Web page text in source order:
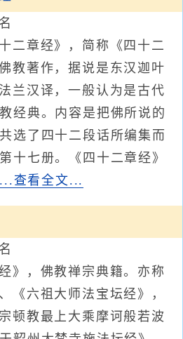
二章经》，简称《四十二
教著作，据说是东汉迦叶
兰汉译，一般认为是古代
经典。内容是把佛所说的
选了四十二段话所编集而
十七册。《四十二章经》
...查看全文...
》，佛教禅宗典籍。亦称
《六祖大师法宝坛经》，
顿教最上大乘摩诃般若波